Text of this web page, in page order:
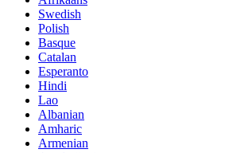
Swedish
Polish
Basque
Catalan
Esperanto
Hindi
Lao
Albanian
Amharic
Armenian